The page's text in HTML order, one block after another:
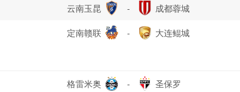
云南玉昆 - 成都蓉城
定南赣联 - 大连鲲城
格雷米奥 - 圣保罗